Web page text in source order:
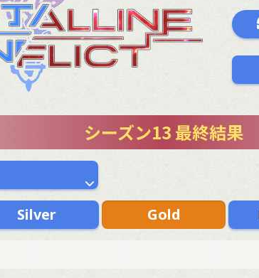
シーズン13 最終結果
Silver Gold